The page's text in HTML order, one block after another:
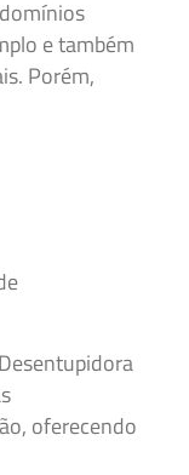
e também
Porém,
oferecendo